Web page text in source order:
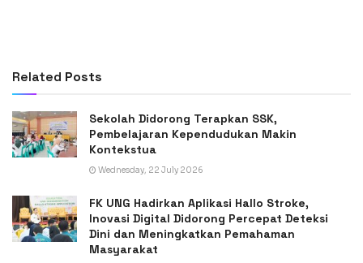
Related Posts
Sekolah Didorong Terapkan SSK,
Pembelajaran Kependudukan Makin
Kontekstua
Wednesday, 22 July 2026
FK UNG Hadirkan Aplikasi Hallo Stroke,
Inovasi Digital Didorong Percepat Deteksi
Dini dan Meningkatkan Pemahaman
Masyarakat